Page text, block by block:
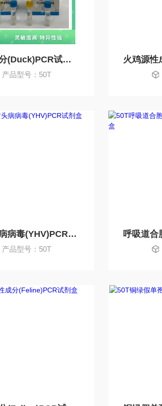
鸭源性成分(Duck)PCR试剂盒
产品型号：50T
对虾黄头病病毒(YHV)PCR试剂盒
产品型号：50T